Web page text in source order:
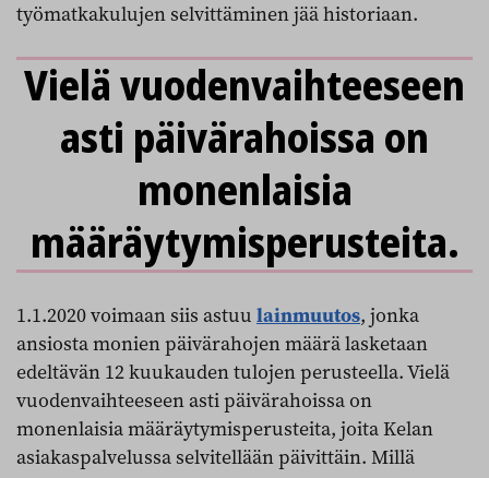
työmatkakulujen selvittäminen jää historiaan.
Vielä vuodenvaihteeseen
asti päivärahoissa on
monenlaisia
määräytymisperusteita.
1.1.2020 voimaan siis astuu lainmuutos, jonka
ansiosta monien päivärahojen määrä lasketaan
edeltävän 12 kuukauden tulojen perusteella. Vielä
vuodenvaihteeseen asti päivärahoissa on
monenlaisia määräytymisperusteita, joita Kelan
asiakaspalvelussa selvitellään päivittäin. Millä